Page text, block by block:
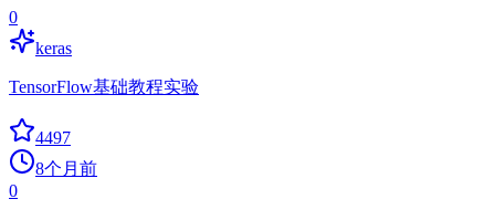
0
keras
TensorFlow基础教程实验
4497
8个月前
0